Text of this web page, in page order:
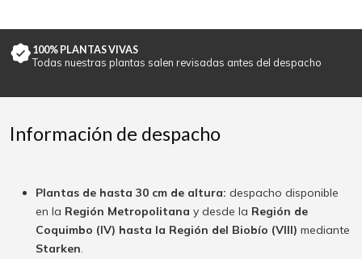
100% PLANTAS VIVAS
Todas nuestras plantas salen revisadas antes del despacho
Información de despacho
Plantas de hasta 30 cm de altura: despacho disponible
en la Región Metropolitana y desde la Región de
Coquimbo (IV) hasta la Región del Biobío (VIII) mediante
Starken.